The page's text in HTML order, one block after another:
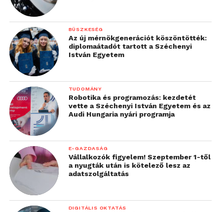
BÜSZKESÉG
Az új mérnökgenerációt köszöntötték:
diplomaátadót tartott a Széchenyi
István Egyetem
TUDOMÁNY
Robotika és programozás: kezdetét
vette a Széchenyi István Egyetem és az
Audi Hungaria nyári programja
E-GAZDASÁG
Vállalkozók figyelem! Szeptember 1-től
a nyugták után is kötelező lesz az
adatszolgáltatás
DIGITÁLIS OKTATÁS